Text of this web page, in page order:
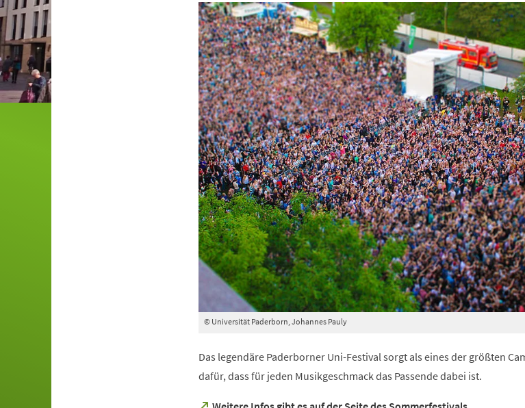
© Universität Paderborn, Johannes Pauly
Das legendäre Paderborner Uni-Festival sorgt als eines der größten
dafür, dass für jeden Musikgeschmack das Passende dabei ist.